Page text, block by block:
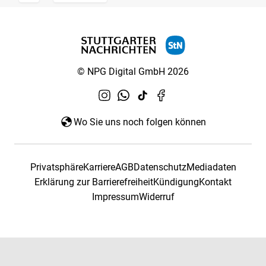
© NPG Digital GmbH 2026
Wo Sie uns noch folgen können
PrivatsphäreKarriereAGBDatenschutzMediadaten
Erklärung zur BarrierefreiheitKündigungKontakt
ImpressumWiderruf